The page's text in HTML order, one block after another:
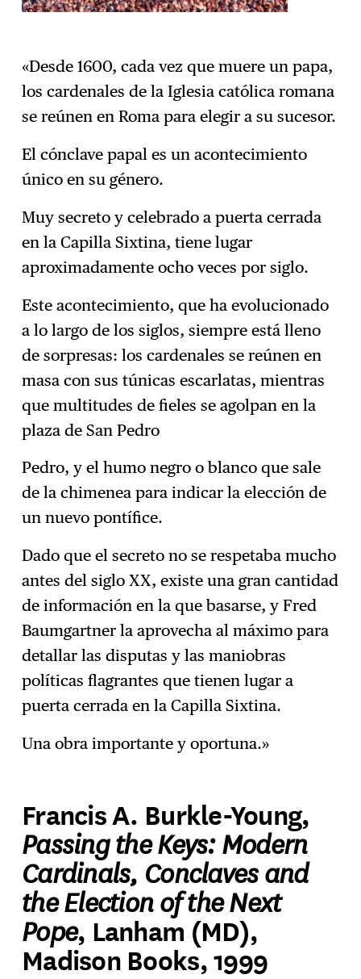
«Desde 1600, cada vez que muere un papa,
los cardenales de la Iglesia católica romana
se reúnen en Roma para elegir a su sucesor.
El cónclave papal es un acontecimiento
único en su género.
Muy secreto y celebrado a puerta cerrada
en la Capilla Sixtina, tiene lugar
aproximadamente ocho veces por siglo.
Este acontecimiento, que ha evolucionado
a lo largo de los siglos, siempre está lleno
de sorpresas: los cardenales se reúnen en
masa con sus túnicas escarlatas, mientras
que multitudes de fieles se agolpan en la
plaza de San Pedro
Pedro, y el humo negro o blanco que sale
de la chimenea para indicar la elección de
un nuevo pontífice.
Dado que el secreto no se respetaba mucho
antes del siglo XX, existe una gran cantidad
de información en la que basarse, y Fred
Baumgartner la aprovecha al máximo para
detallar las disputas y las maniobras
políticas flagrantes que tienen lugar a
puerta cerrada en la Capilla Sixtina.
Una obra importante y oportuna.»
Francis A. Burkle-Young,
Passing the Keys: Modern
Cardinals, Conclaves and
the Election of the Next
Pope, Lanham (MD),
Madison Books, 1999